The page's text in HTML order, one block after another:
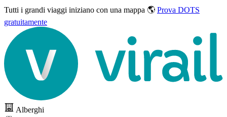
Tutti i grandi viaggi iniziano con una mappa 🌎 Prova DOTS
gratuitamente
Alberghi